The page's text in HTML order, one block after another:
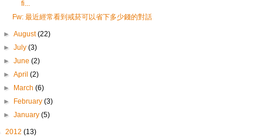
fi...
Fw: 最近經常看到戒菸可以省下多少錢的對話
►August(22)
►July(3)
►June(2)
►April(2)
►
March(6)
►
February(3)
►January(5)
2012 (13)